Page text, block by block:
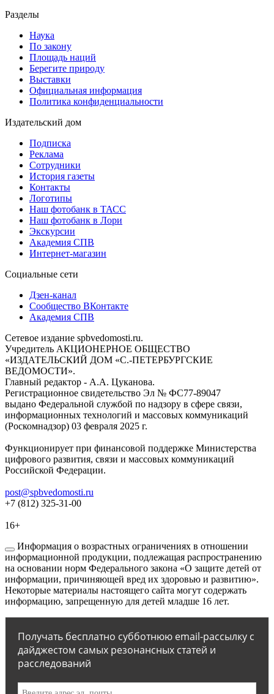
Разделы
Наука
По закону
Площадь наций
Берегите природу
Выставки
Официальная информация
Политика конфиденциальности
Издательский дом
Подписка
Реклама
Сотрудники
История газеты
Контакты
Логотипы
Наш фотобанк в ТАСС
Наш фотобанк в Лори
Экскурсии
Академия СПВ
Интернет-магазин
Социальные сети
Дзен-канал
Сообщество ВКонтакте
Академия СПВ
Сетевое издание spbvedomosti.ru.
Учредитель АКЦИОНЕРНОЕ ОБЩЕСТВО
«ИЗДАТЕЛЬСКИЙ ДОМ «С.-ПЕТЕРБУРГСКИЕ
ВЕДОМОСТИ».
Главный редактор - А.А. Цуканова.
Регистрационное свидетельство Эл № ФС77-89047
выдано Федеральной службой по надзору в сфере связи,
информационных технологий и массовых коммуникаций
(Роскомнадзор) 03 февраля 2025 г.
Функционирует при финансовой поддержке Министерства
цифрового развития, связи и массовых коммуникаций
Российской Федерации.
post@spbvedomosti.ru
+7 (812) 325-31-00
16+
Информация о возрастных ограничениях в отношении
информационной продукции, подлежащая распространению
на основании норм Федерального закона «О защите детей от
информации, причиняющей вред их здоровью и развитию».
Некоторые материалы настоящего сайта могут содержать
информацию, запрещенную для детей младше 16 лет.
Получать бесплатно субботнюю email-рассылку с
дайджестом самых резонансных статей и
расследований